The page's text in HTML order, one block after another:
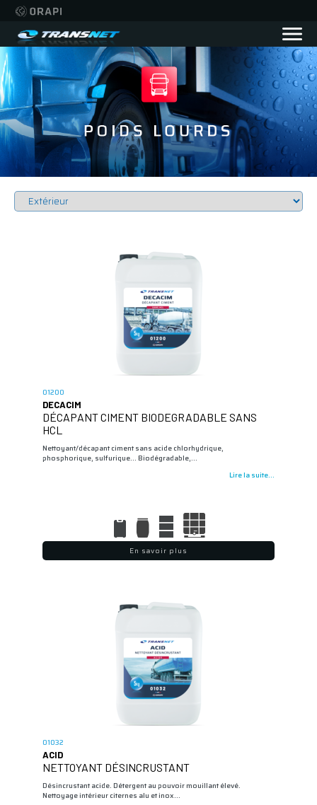
01200
DECACIM
DÉCAPANT CIMENT BIODEGRADABLE SANS
HCL
Nettoyant/décapant ciment sans acide chlorhydrique,
phosphorique, sulfurique… Biodégradable,…
Lire la suite...
En savoir plus
01032
ACID
NETTOYANT DÉSINCRUSTANT
Désincrustant acide. Détergent au pouvoir mouillant élevé.
Nettoyage intérieur citernes alu et inox…